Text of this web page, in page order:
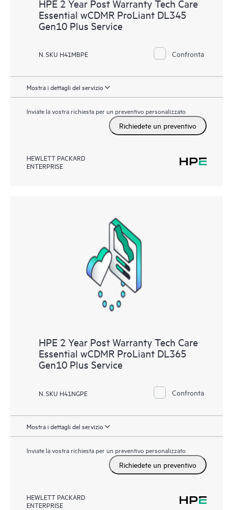
HPE 2 Year Post Warranty Tech Care
Essential wCDMR ProLiant DL345
Gen10 Plus Service
N. SKU H41MBPE Confronta
Mostra i dettagli del servizio
Inviate la vostra richiesta per un preventivo personalizzato
Richiedete un preventivo
HEWLETT PACKARD
ENTERPRISE
HPE 2 Year Post Warranty Tech Care
Essential wCDMR ProLiant DL365
Gen10 Plus Service
N. SKU H41NGPE Confronta
Mostra i dettagli del servizio
Inviate la vostra richiesta per un preventivo personalizzato
Richiedete un preventivo
HEWLETT PACKARD
ENTERPRISE